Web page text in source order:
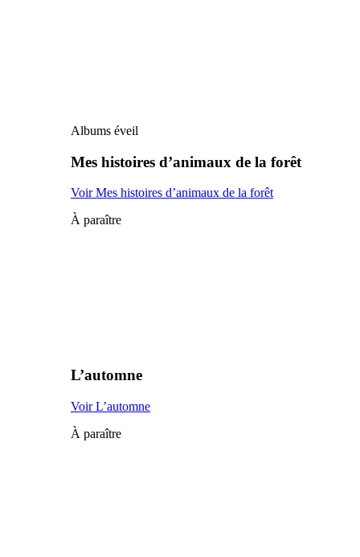
Albums éveil
Mes histoires d’animaux de la forêt
Voir Mes histoires d’animaux de la forêt
À paraître
L’automne
Voir L’automne
À paraître